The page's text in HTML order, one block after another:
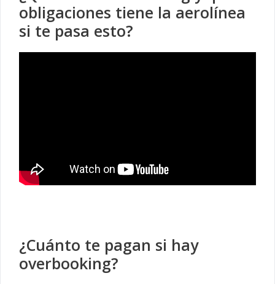
obligaciones tiene la aerolínea
si te pasa esto?
¿Cuánto te pagan si hay
overbooking?